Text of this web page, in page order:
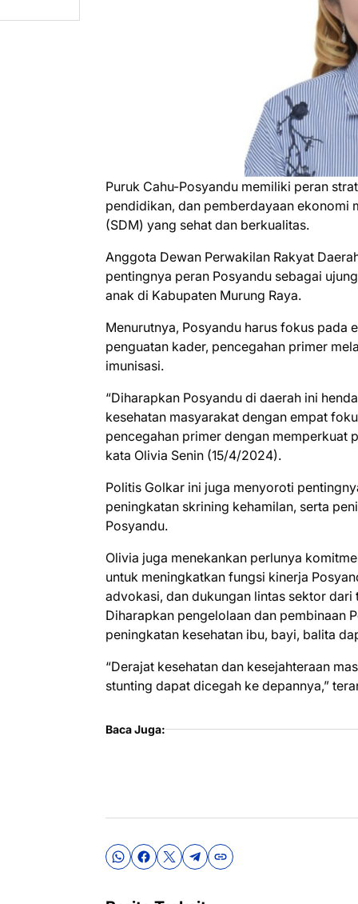
Puruk Cahu-Posyandu memiliki peran
pendidikan, dan pemberdayaan ekonomi
(SDM) yang sehat dan berkualitas.
Anggota Dewan Perwakilan Rakyat
pentingnya peran Posyandu sebagai
anak di Kabupaten Murung Raya.
Menurutnya, Posyandu harus fokus pada
penguatan kader, pencegahan primer
imunisasi.
“Diharapkan Posyandu di daerah ini
kesehatan masyarakat dengan empat
pencegahan primer dengan memperkuat
kata Olivia Senin (15/4/2024).
Politis Golkar ini juga menyoroti
peningkatan skrining kehamilan, serta
Posyandu.
Olivia juga menekankan perlunya
untuk meningkatkan fungsi kinerja
advokasi, dan dukungan lintas sektor
Diharapkan pengelolaan dan pembinaan
peningkatan kesehatan ibu, bayi, balita
“Derajat kesehatan dan kesejahteraan
stunting dapat dicegah ke depannya,”
Baca Juga: